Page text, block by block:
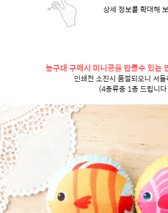
상세 정보를 확대해
농구대 구매시 미니공을 만들수 있는
인쇄천 소진시 품절되오니 서
(4종류중 1종 드립니